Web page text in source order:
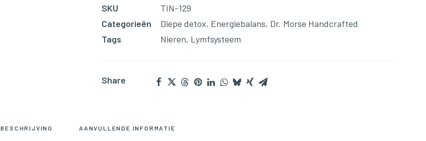
Tinctuur)
aantal
SKU
TIN-129
Categorieën
Diepe detox, Energiebalans, Dr. Morse Handcrafted
Tags
Nieren, Lymfsysteem
Share
BESCHRIJVING AANVULLENDE INFORMATIE